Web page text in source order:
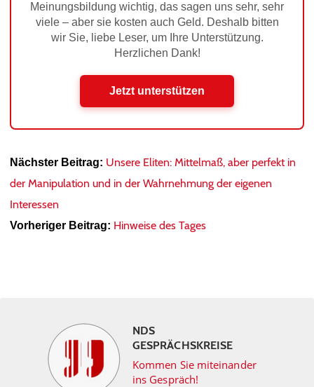
Meinungsbildung wichtig, das sagen uns sehr, sehr
viele – aber sie kosten auch Geld. Deshalb bitten
wir Sie, liebe Leser, um Ihre Unterstützung.
Herzlichen Dank!
Jetzt unterstützen
Nächster Beitrag: Unsere Eliten: Mittelmaß, aber perfekt in
der Manipulation und in der Wahrnehmung der eigenen
Interessen
Vorheriger Beitrag: Hinweise des Tages
NDS
GESPRÄCHSKREISE
Kommen Sie miteinander
ins Gespräch!